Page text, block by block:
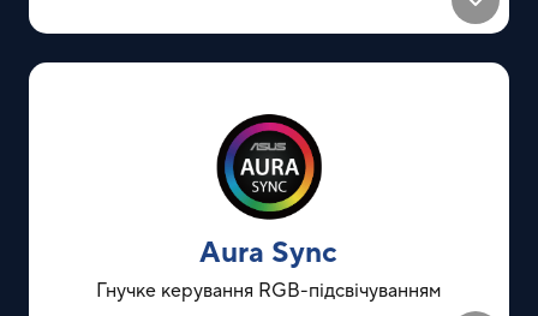
Aura Sync
Гнучке керування RGB-підсвічуванням